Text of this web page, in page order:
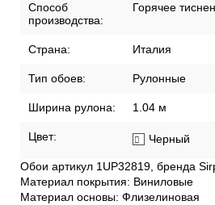
Способ
производства:
Горячее
Страна: Италия
Тип обоев: Рулонные
Ширина рулона: 1.04 м
Цвет: Черный
Обои артикул 1UP32819, бренда
Материал покрытия: Виниловые
Материал основы: Флизелиновая